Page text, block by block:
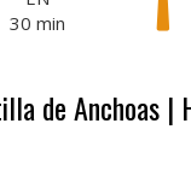
30 min
de Anchoas |